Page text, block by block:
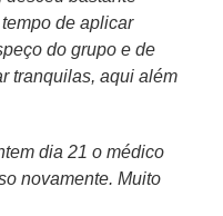
de aplicar
do grupo e de
tranquilas, aqui além
dia 21 o médico
novamente. Muito